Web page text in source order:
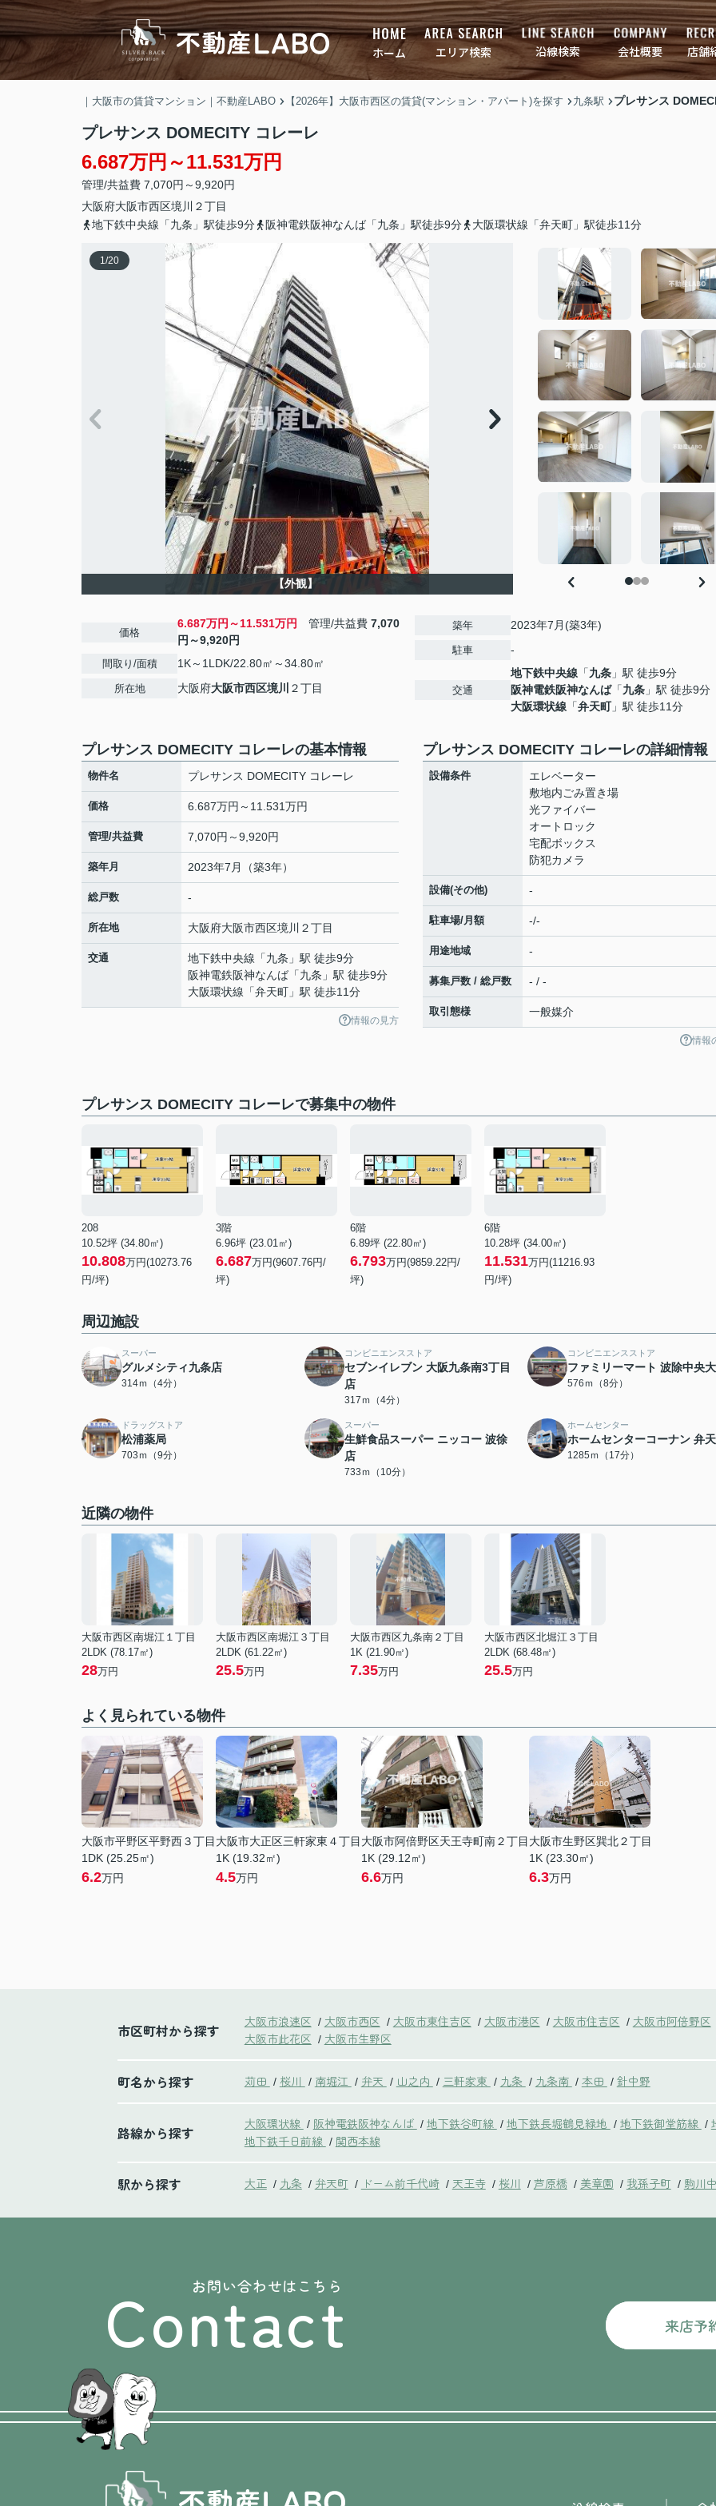
ホーム エリア検索 沿線検索 会社概要 店舗
｜大阪市の賃貸マンション｜不動産LABO 【2026年】大阪市西区の賃貸(マンション・アパート)を探す 九条駅 プレサンス
プレサンス DOMECITY コレーレ
6.687万円～11.531万円
管理/共益費 7,070円～9,920円
大阪府大阪市西区境川 ２丁目
地下鉄中央線「九条」駅徒歩9分
阪神電鉄阪神なんば「九条」駅徒歩9分 大阪環状線「弁天町」駅徒歩11分
1/20
【外観】
価格
6.687万円～11.531万円 管理/共益費 7,070
円～9,920円
間取り/面積 1K～1LDK/22.80㎡～34.80㎡
所在地 大阪府大阪市西区境川 ２丁目
築年 2023年7月(築3年)
駐車 -
交通
地下鉄中央線 「九条 」駅 徒歩9分
阪神電鉄阪神なんば「九条 」駅 徒歩9分
大阪環状線 「弁天町」駅 徒歩11分
プレサンス DOMECITY コレーレの基本情報
物件名 プレサンス DOMECITY コレーレ
価格 6.687万円～11.531万円
管理/共益費 7,070円～9,920円
築年月 2023年7月（築3年）
総戸数 -
所在地 大阪府大阪市西区境川 ２丁目
交通 地下鉄中央線 「九条 」駅 徒歩9分
阪神電鉄阪神なんば 「九条 」駅 徒歩9分
大阪環状線 「弁天町 」駅 徒歩11分
情報の見方
プレサンス DOMECITY コレーレの詳細情報
設備条件
エレベーター
敷地内ごみ置き場
光ファイバー
オートロック
宅配ボックス
防犯カメラ
設備(その他) -
駐車場/月額 -/-
用途地域 -
募集戸数 / 総戸数 - / -
取引態様 一般媒介
情報
プレサンス DOMECITY コレーレで募集中の物件
208
10.52坪 (34.80㎡)
10.808万円(10273.76
円/坪)
3階
6.96坪 (23.01㎡)
6.687万円(9607.76円/
坪)
6階
6.89坪 (22.80㎡)
6.793万円(9859.22円/
坪)
6階
10.28坪 (34.00㎡)
11.531万円(11216.93
円/坪)
周辺施設
スーパー
グルメシティ九条店
314ｍ（4分）
コンビニエンスストア
セブンイレブン 大阪九条南3丁目
店
317ｍ（4分）
コンビニエンスストア
ファミリーマート 波除中央
576ｍ（8分）
ドラッグストア
松浦薬局
703ｍ（9分）
スーパー
生鮮食品スーパー ニッコー 波徐
店
733ｍ（10分）
ホームセンター
ホームセンターコーナン 弁
1285ｍ（17分）
近隣の物件
大阪市西区南堀江１丁目
2LDK (78.17㎡)
28万円
大阪市西区南堀江３丁目
2LDK (61.22㎡)
25.5万円
大阪市西区九条南２丁目
1K (21.90㎡)
7.35万円
大阪市西区北堀江３丁目
2LDK (68.48㎡)
25.5万円
よく見られている物件
大阪市平野区平野西３丁目
1DK (25.25㎡)
6.2万円
大阪市大正区三軒家東４丁目
1K (19.32㎡)
4.5万円
大阪市阿倍野区天王寺町南２丁目
1K (29.12㎡)
6.6万円
大阪市生野区巽北２丁目
1K (23.30㎡)
6.3万円
市区町村から探す 大阪市浪速区 / 大阪市西区 / 大阪市東住吉区 / 大阪市港区 / 大阪市住吉区 / 大阪市阿倍野区
大阪市此花区 / 大阪市生野区
町名から探す 苅田 / 桜川 / 南堀江 / 弁天 / 山之内 / 三軒家東 / 九条 / 九条南 / 本田 / 針中野
路線から探す 大阪環状線 / 阪神電鉄阪神なんば / 地下鉄谷町線 / 地下鉄長堀鶴見緑地 / 地下鉄御堂筋線 /
地下鉄千日前線 / 関西本線
駅から探す 大正 / 九条 / 弁天町 / ドーム前千代崎 / 天王寺 / 桜川 / 芦原橋 / 美章園 / 我孫子町 / 駒川
お問い合わせはこちら
Contact 来店予